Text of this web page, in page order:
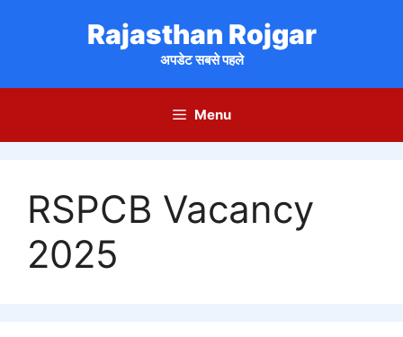
Rajasthan Rojgar
अपडेट सबसे पहले
Menu
RSPCB Vacancy
2025